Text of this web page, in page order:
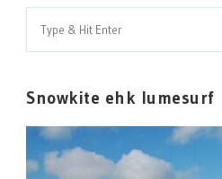
Search
for:
Snowkite ehk lumesurf